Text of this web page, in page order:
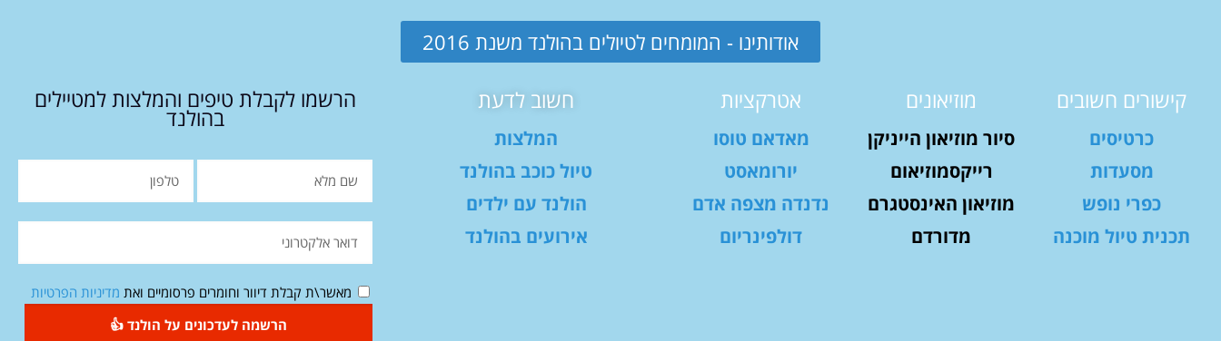
אודותינו - המומחים לטיולים בהולנד משנת 2016
קישורים חשובים
כרטיסים
מסעדות
כפרי נופש
תכנית טיול מוכנה
מוזיאונים
סיור מוזיאון הייניקן
רייקסמוזיאום
מוזיאון האינסטגרם
מדורדם
אטרקציות
מאדאם טוסו
יורומאסט
נדנדה מצפה אדם
דולפינריום
חשוב לדעת
המלצות
טיול כוכב בהולנד
הולנד עם ילדים
אירועים בהולנד
הרשמו לקבלת טיפים והמלצות למטיילים
בהולנד
מאשר\ת קבלת דיוור וחומרים פרסומיים ואת מדיניות הפרטיות
הרשמה לעדכונים על הולנד 👍